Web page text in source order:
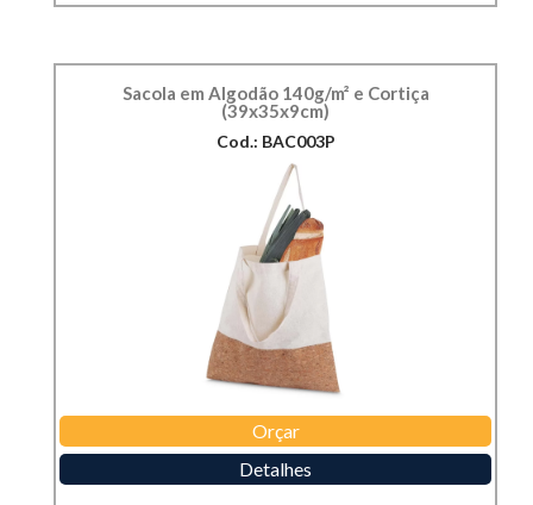
Sacola em Algodão 140g/m² e Cortiça
(39x35x9cm)
Cod.: BAC003P
Orçar
Detalhes